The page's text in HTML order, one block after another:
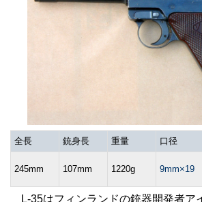
全長 銃身長 重量 口径
245mm 107mm 1220g 9mm×19
L-35はフィンランドの銃器開発者ア